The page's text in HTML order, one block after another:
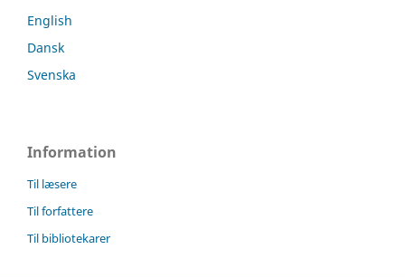
English
Dansk
Svenska
Information
Til læsere
Til forfattere
Til bibliotekarer